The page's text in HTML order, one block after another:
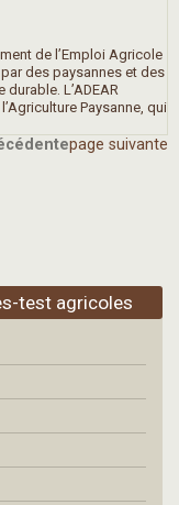
de l’Emploi Agricole
par des paysannes et des
L’ADEAR
Paysanne, qui
page suivante
test agricoles